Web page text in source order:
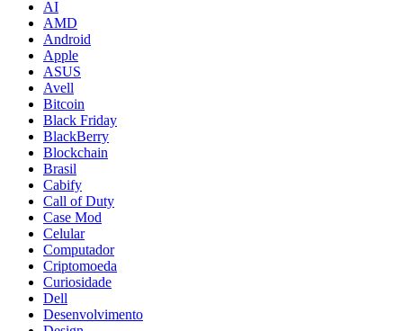
AI
AMD
Android
Apple
ASUS
Avell
Bitcoin
Black Friday
BlackBerry
Blockchain
Brasil
Cabify
Call of Duty
Case Mod
Celular
Computador
Criptomoeda
Curiosidade
Dell
Desenvolvimento